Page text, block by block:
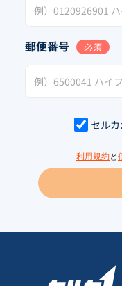
郵便番号 必須
セル
利用規約と